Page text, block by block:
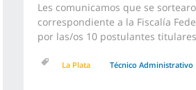
Les comunicamos que se
correspondiente a la Fiscalía
por las/os 10 postulantes
La Plata Técnico Administrativo